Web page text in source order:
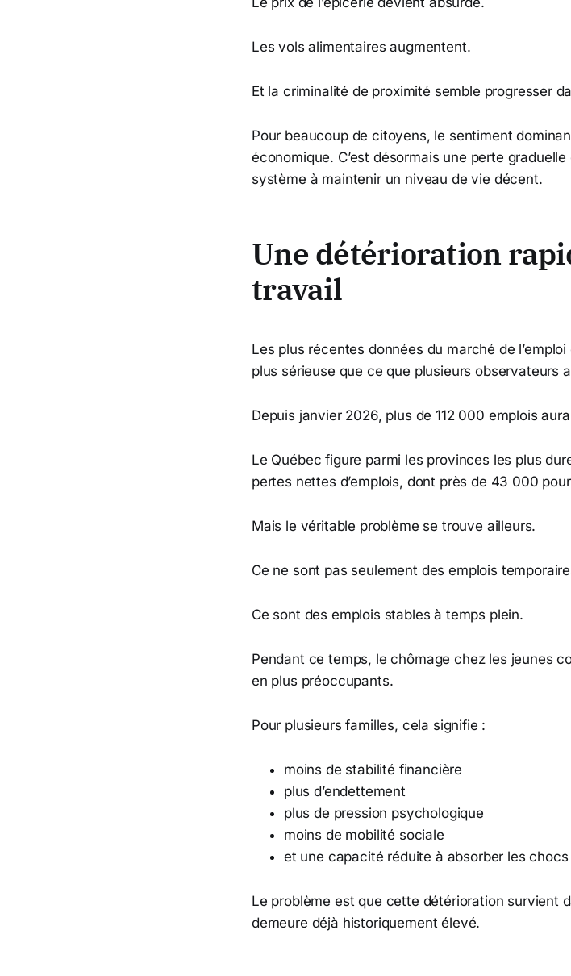
Les vols alimentaires augmentent.
Et la criminalité de proximité semble progresser
Pour beaucoup de citoyens, le sentiment
économique. C’est désormais une perte
système à maintenir un niveau de vie décent.
Une détérioration
travail
Les plus récentes données du marché de
plus sérieuse que ce que plusieurs observateurs
Depuis janvier 2026, plus de 112 000 emplois
Le Québec figure parmi les provinces les plus
pertes nettes d’emplois, dont près de 43 000
Mais le véritable problème se trouve ailleurs.
Ce ne sont pas seulement des emplois
Ce sont des emplois stables à temps plein.
Pendant ce temps, le chômage chez les jeunes
en plus préoccupants.
Pour plusieurs familles, cela signifie :
moins de stabilité financière
plus d’endettement
plus de pression psychologique
moins de mobilité sociale
et une capacité réduite à absorber les
Le problème est que cette détérioration survient
demeure déjà historiquement élevé.